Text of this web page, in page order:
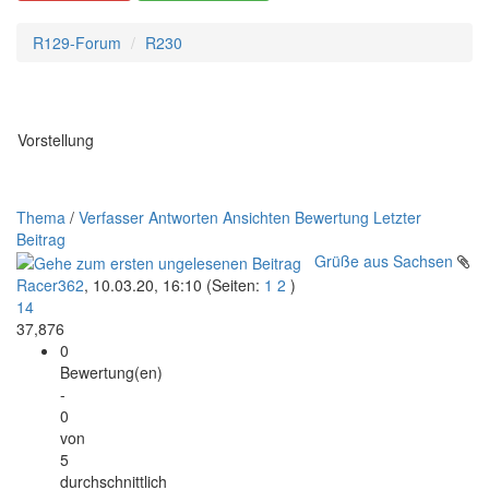
R129-Forum R230
Vorstellung
Thema / Verfasser Antworten Ansichten Bewertung Letzter
Beitrag
Grüße aus Sachsen
Racer362, 10.03.20, 16:10 (Seiten: 1 2 )
14
37,876
0
Bewertung(en)
-
0
von
5
durchschnittlich